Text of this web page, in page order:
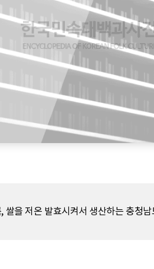
쌀을 저온 발효시켜서 생산하는 충청